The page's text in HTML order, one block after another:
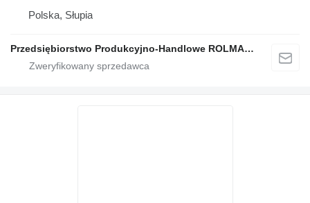
Polska, Słupia
Przedsiębiorstwo Produkcyjno-Handlowe ROLMAPOL Marcin Dziekan